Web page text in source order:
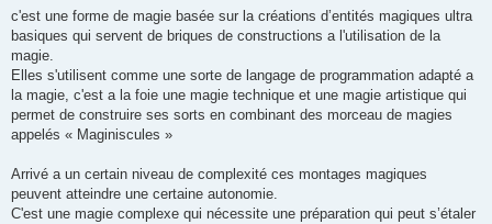
c'est une forme de magie basée sur la créations d’entités magiques ultra
basiques qui servent de briques de constructions a l'utilisation de la
magie.
Elles s'utilisent comme une sorte de langage de programmation adapté a
la magie, c'est a la foie une magie technique et une magie artistique qui
permet de construire ses sorts en combinant des morceau de magies
appelés « Maginiscules »
Arrivé a un certain niveau de complexité ces montages magiques
peuvent atteindre une certaine autonomie.
C'est une magie complexe qui nécessite une préparation qui peut s’étaler